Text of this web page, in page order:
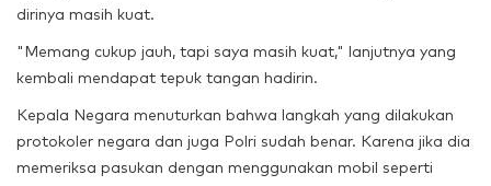
dirinya masih kuat.
"Memang cukup jauh, tapi saya masih kuat," lanjutnya yang
kembali mendapat tepuk tangan hadirin.
Kepala Negara menuturkan bahwa langkah yang dilakukan
protokoler negara dan juga Polri sudah benar. Karena jika dia
memeriksa pasukan dengan menggunakan mobil seperti